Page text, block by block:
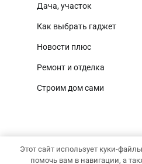
Дача, участок
Как выбрать гаджет
Новости плюс
Ремонт и отделка
Строим дом сами
Copyright © 2026Территория
Этот сайт использует куки-
помочь вам в навигации, а